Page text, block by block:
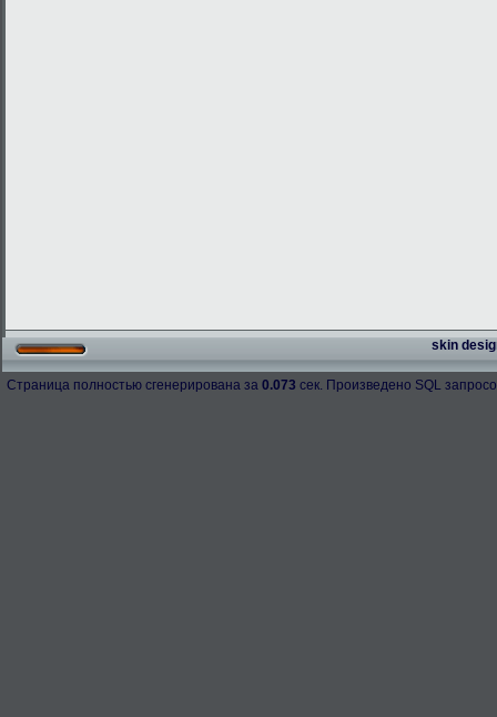
skin
Страница полностью сгенерирована за 0.073 сек. Произведено SQL